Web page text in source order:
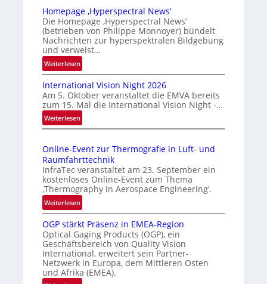
v
e
r
s
i
e
D
r
u
c
k
r
k
e
n
Homepage ‚Hyperspectral News‘
Die Homepage ‚Hyperspectral News‘
(betrieben von Philippe Monnoyer) bündelt
Nachrichten zur hyperspektralen Bildgebung
und verweist…
Weiterlesen:
H
o
m
e
p
a
e
‚
H
y
p
e
r
s
p
e
c
t
International Vision Night 2026
Am 5. Oktober veranstaltet die EMVA bereits
zum 15. Mal die International Vision Night -…
Weiterlesen:
I
t
e
r
n
a
t
o
n
a
l
V
Online-Event zur Thermografie in Luft- und
Raumfahrttechnik
InfraTec veranstaltet am 23. September ein
kostenloses Online-Event zum Thema
‚Thermography in Aerospace Engineering‘.
Weiterlesen:
O
n
l
i
n
e
-
OGP stärkt Präsenz in EMEA-Region
Optical Gaging Products (OGP), ein
Geschäftsbereich von Quality Vision
International, erweitert sein Partner-
Netzwerk in Europa, dem Mittleren Osten
und Afrika (EMEA).